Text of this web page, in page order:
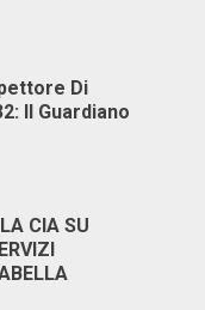
Di
Il Guardiano
CIA SU